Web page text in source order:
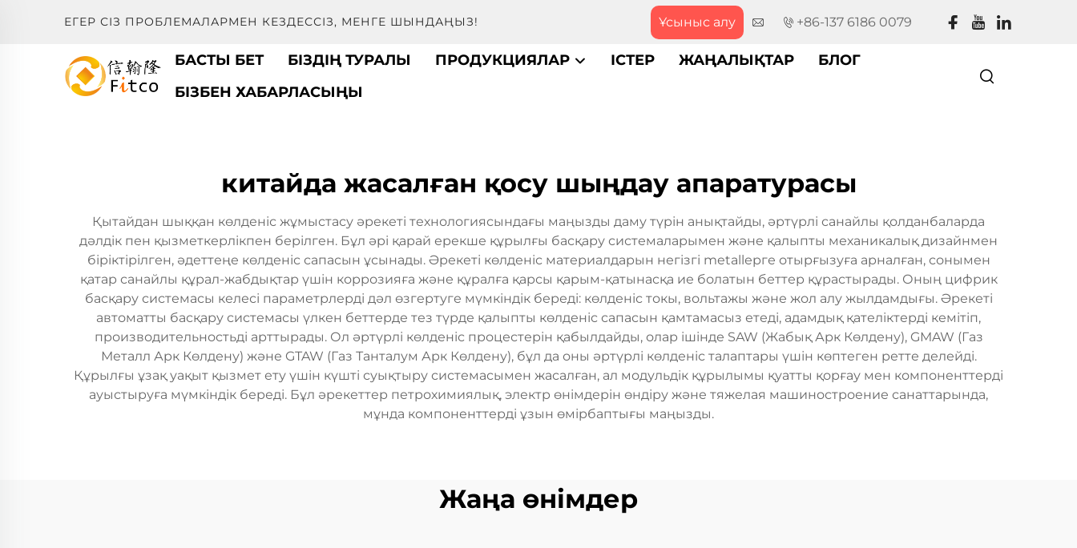
ЕГЕР СІЗ ПРОБЛЕМАЛАРМЕН КЕЗДЕССІЗ, МЕНГЕ ШЫНДАҢЫЗ! Ұсыныс алу +86-137 6186 0079
БАСТЫ БЕТ БІЗДІҢ ТУРАЛЫ ПРОДУКЦИЯЛАР ІСТЕР ЖАҢАЛЫҚТАР
БЛОГ
БІЗБЕН ХАБАРЛАСЫҢЫ
китайда жасалған қосу шыңдау апаратурасы
Қытайдан шыққан көлденіс жұмыстасу әрекеті технологиясындағы маңызды даму түрін анықтайды, әртүрлі санайлы қолданбаларда
дәлдік пен қызметкерлікпен берілген. Бұл әрі қарай ерекше құрылғы басқару системаларымен және қалыпты механикалық дизайнмен
біріктірілген, әдеттеңе көлденіс сапасын ұсынады. Әрекеті көлденіс материалдарын негізгі metallерге отырғызуға арналған, сонымен
қатар санайлы құрал-жабдықтар үшін коррозияға және құралға қарсы қарым-қатынасқа ие болатын беттер құрастырады. Оның цифрик
басқару системасы келесі параметрлерді дәл өзгертуге мүмкіндік береді: көлденіс токы, вольтажы және жол алу жылдамдығы. Әрекеті
автоматты басқару системасы үлкен беттерде тез түрде қалыпты көлденіс сапасын қамтамасыз етеді, адамдық қателіктерді кемітіп,
производительностьді арттырады. Ол әртүрлі көлденіс процестерін қабылдайды, олар ішінде SAW (Жабық Арк Көлдену), GMAW (Газ
Металл Арк Көлдену) және GTAW (Газ Танталум Арк Көлдену), бұл да оны әртүрлі көлденіс талаптары үшін көптеген ретте делейді.
Құрылғы ұзақ уақыт қызмет ету үшін күшті суықтыру системасымен жасалған, ал модульдік құрылымы қуатты қорғау мен компоненттерді
ауыстыруға мүмкіндік береді. Бұл әрекеттер петрохимиялық, электр өнімдерін өндіру және тяжелая машиностроение санаттарында,
мұнда компоненттерді ұзын өмірбаптығы маңызды.
Жаңа өнімдер